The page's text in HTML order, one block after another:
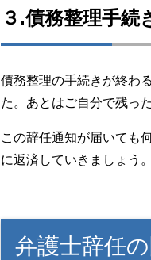
３.債務整理手続
債務整理の手続きが終わ
た。あとはご自分で残っ
この辞任通知が届いても
に返済していきましょう。
弁護士辞任